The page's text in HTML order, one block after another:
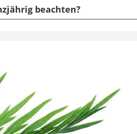
beachten?